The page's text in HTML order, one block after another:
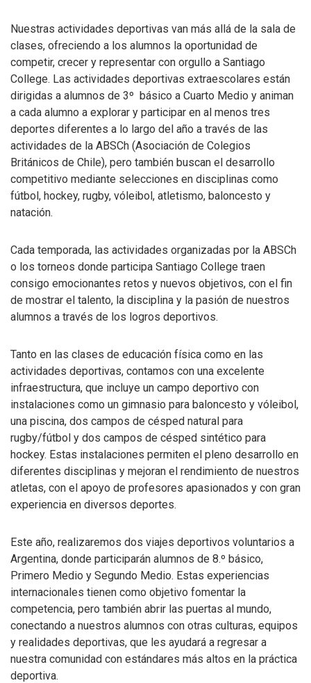
Nuestras actividades deportivas van más allá de la sala de
clases, ofreciendo a los alumnos la oportunidad de
competir, crecer y representar con orgullo a Santiago
College. Las actividades deportivas extraescolares están
dirigidas a alumnos de 3º básico a Cuarto Medio y animan
a cada alumno a explorar y participar en al menos tres
deportes diferentes a lo largo del año a través de las
actividades de la ABSCh (Asociación de Colegios
Británicos de Chile), pero también buscan el desarrollo
competitivo mediante selecciones en disciplinas como
fútbol, hockey, rugby, vóleibol, atletismo, baloncesto y
natación.
Cada temporada, las actividades organizadas por la ABSCh
o los torneos donde participa Santiago College traen
consigo emocionantes retos y nuevos objetivos, con el fin
de mostrar el talento, la disciplina y la pasión de nuestros
alumnos a través de los logros deportivos.
Tanto en las clases de educación física como en las
actividades deportivas, contamos con una excelente
infraestructura, que incluye un campo deportivo con
instalaciones como un gimnasio para baloncesto y vóleibol,
una piscina, dos campos de césped natural para
rugby/fútbol y dos campos de césped sintético para
hockey. Estas instalaciones permiten el pleno desarrollo en
diferentes disciplinas y mejoran el rendimiento de nuestros
atletas, con el apoyo de profesores apasionados y con gran
experiencia en diversos deportes.
Este año, realizaremos dos viajes deportivos voluntarios a
Argentina, donde participarán alumnos de 8.º básico,
Primero Medio y Segundo Medio. Estas experiencias
internacionales tienen como objetivo fomentar la
competencia, pero también abrir las puertas al mundo,
conectando a nuestros alumnos con otras culturas, equipos
y realidades deportivas, que les ayudará a regresar a
nuestra comunidad con estándares más altos en la práctica
deportiva.